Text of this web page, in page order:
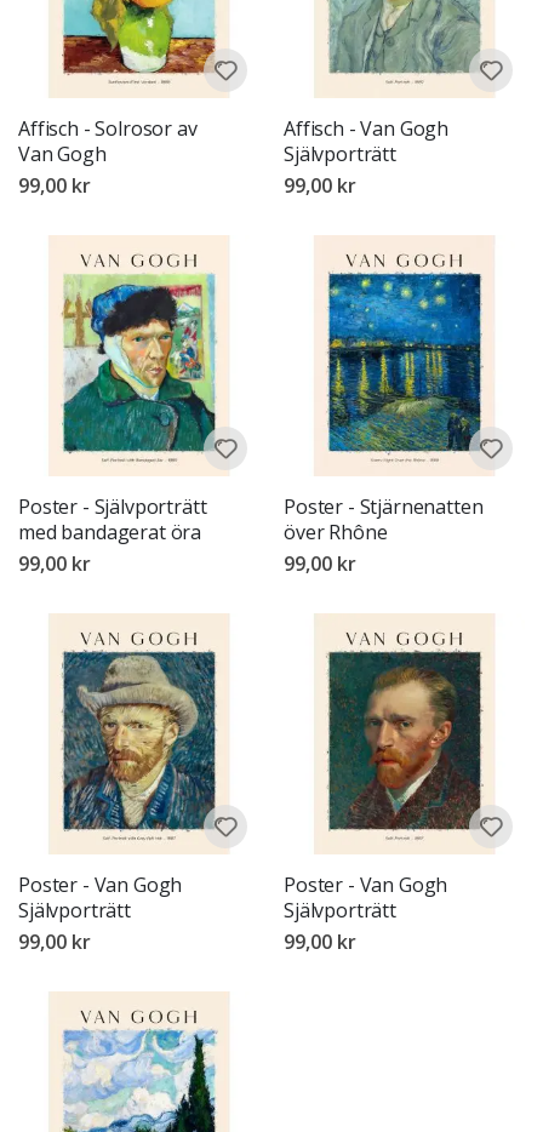
Affisch - Solrosor av
Van Gogh
99,00 kr
Affisch - Van Gogh
Självporträtt
99,00 kr
Poster - Självporträtt
med bandagerat öra
99,00 kr
Poster - Stjärnenatten
över Rhône
99,00 kr
Poster - Van Gogh
Självporträtt
99,00 kr
Poster - Van Gogh
Självporträtt
99,00 kr